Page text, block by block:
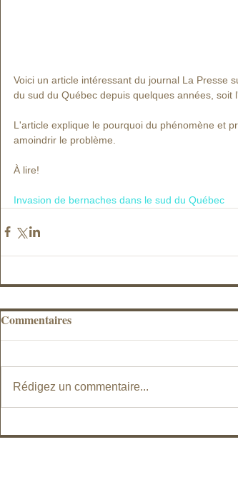
Voici un article intéressant du journal La Presse
du sud du Québec depuis quelques années, soit
L'article explique le pourquoi du phénomène et
amoindrir le problème.
À lire!
Invasion de bernaches dans le sud du Québec
Commentaires
Rédigez un commentaire...